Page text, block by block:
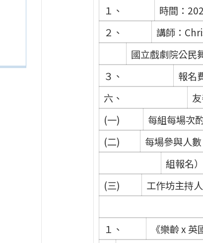
１、
時間：
２、
講師：
國立戲劇院公民
３、
報名
六、
(一)
每組每場次
(二)
每場參與人
組報名
(三)
工作坊主持
１、
《樂齡 x